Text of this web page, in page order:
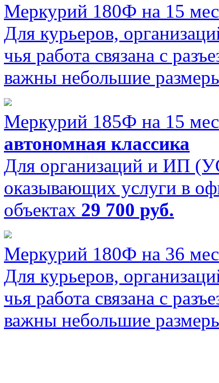
Меркурий 180Ф на 15
Для курьеров,
чья работа связана с
важны небольшие
Меркурий 185Ф на 15
автономная классика
Для организаций и ИП
оказывающих услуги в
объектах 29 700 руб.
Меркурий 180Ф на 36
Для курьеров,
чья работа связана с
важны небольшие